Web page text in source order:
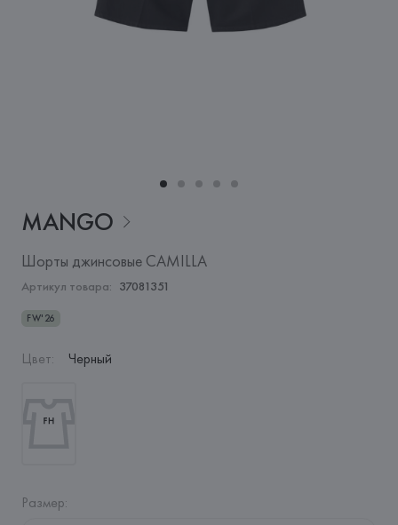
MANGO
Шорты джинсовые CAMILLA
Артикул товара: 37081351
FW'26
Цвет: Черный
Размер: